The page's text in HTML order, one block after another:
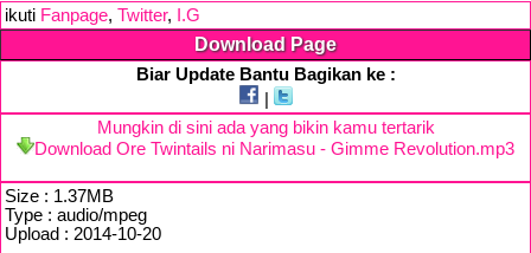
ikuti Fanpage, Twitter, I.G
Download Page
Biar Update Bantu Bagikan ke :
Mungkin di sini ada yang bikin kamu tertarik
Download Ore Twintails ni Narimasu - Gimme Revolution.mp3
Size : 1.37MB
Type : audio/mpeg
Upload : 2014-10-20